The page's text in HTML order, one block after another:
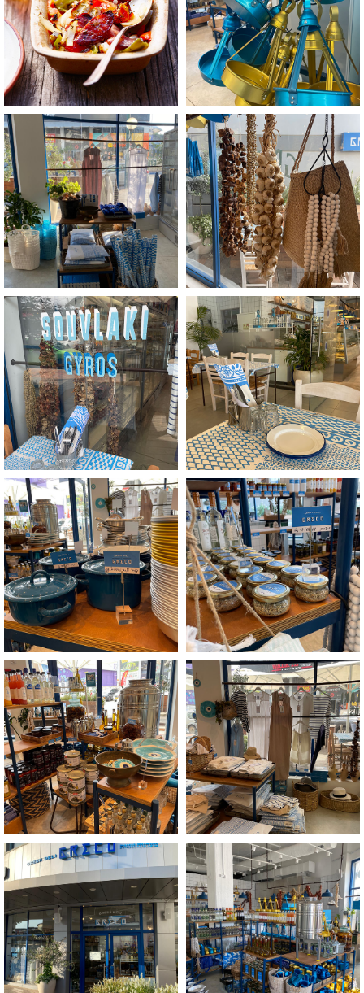
+ +
לפתיחת
התמונה
בגדול
-
+
לפתיחת
התמונה
בגדול
-
+
לפתיחת
התמונה
בגדול
-
+
לפתיחת
התמונה
בגדול
-
+
לפתיחת
התמונה
בגדול
-
+
לפתיחת
התמונה
בגדול
-
+
לפתיחת
התמונה
בגדול
-
+
לפתיחת
התמונה
בגדול
+
לפתיחת
התמונה
בגדול
+
לפתיחת
התמונה
בגדול
-
+